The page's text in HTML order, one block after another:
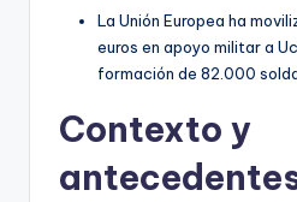
La Unión Europea ha
euros en apoyo militar a
formación de 82.000
Contexto y